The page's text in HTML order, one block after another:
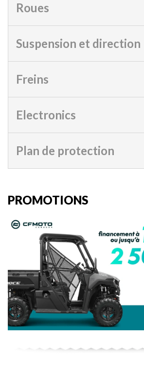
Roues
Suspension et direction
Freins
Electronics
Plan de protection
PROMOTIONS